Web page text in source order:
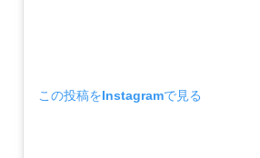
この投稿をInstagramで見る